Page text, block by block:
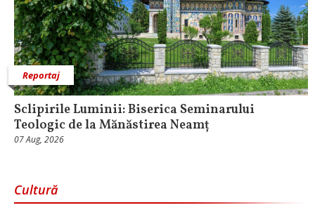
Reportaj
Sclipirile Luminii: Biserica Seminarului
Teologic de la Mănăstirea Neamț
07 Aug, 2026
Cultură